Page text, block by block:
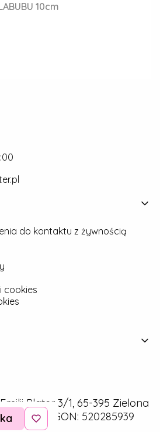
10cm
do kontaktu z żywnością
cookies
Plater 3/1, 65-395 Zielona
| REGON: 520285939